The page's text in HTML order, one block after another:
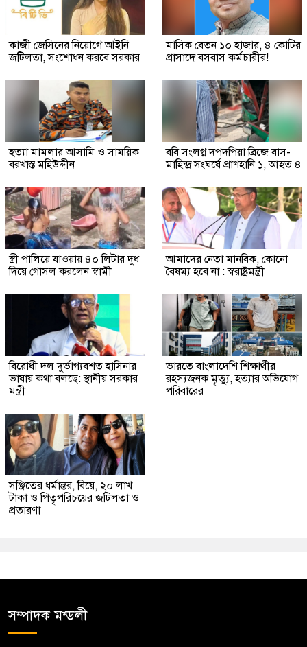
কাজী জেসিনের নিয়োগে আইনি
জটিলতা, সংশোধন করবে সরকার
মাসিক বেতন ১০ হাজার, ৪ কোটির
প্রাসাদে বসবাস কর্মচারীর!
হত্যা মামলার আসামি ও সাময়িক
বরখাস্ত মহিউদ্দীন
ববি সংলগ্ন দপদপিয়া ব্রিজে বাস-
মাহিন্দ্র সংঘর্ষে প্রাণহানি ১, আহত ৪
স্ত্রী পালিয়ে যাওয়ায় ৪০ লিটার দুধ
দিয়ে গোসল করলেন স্বামী
আমাদের নেতা মানবিক, কোনো
বৈষম্য হবে না : স্বরাষ্ট্রমন্ত্রী
বিরোধী দল দুর্ভাগ্যবশত হাসিনার
ভাষায় কথা বলছে: স্থানীয় সরকার
মন্ত্রী
ভারতে বাংলাদেশি শিক্ষার্থীর
রহস্যজনক মৃত্যু, হত্যার অভিযোগ
পরিবারের
সঞ্জিতের ধর্মান্তর, বিয়ে, ২০ লাখ
টাকা ও পিতৃপরিচয়ের জটিলতা ও
প্রতারণা
সম্পাদক মন্ডলী